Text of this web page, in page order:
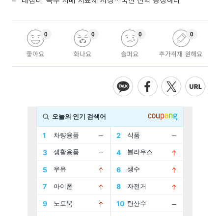
좋아요
0
화나요
0
슬퍼요
0
추가취재 원해요
0